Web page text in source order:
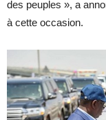
des peuples », a
à cette occasion.